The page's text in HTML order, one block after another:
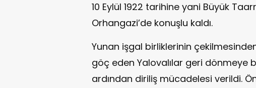
10 Eylül 1922 tarihine yani Büyük
Orhangazi’de konuşlu kaldı.
Yunan işgal birliklerinin
göç eden Yalovalılar geri dönmeye
ardından diriliş mücadelesi verildi.